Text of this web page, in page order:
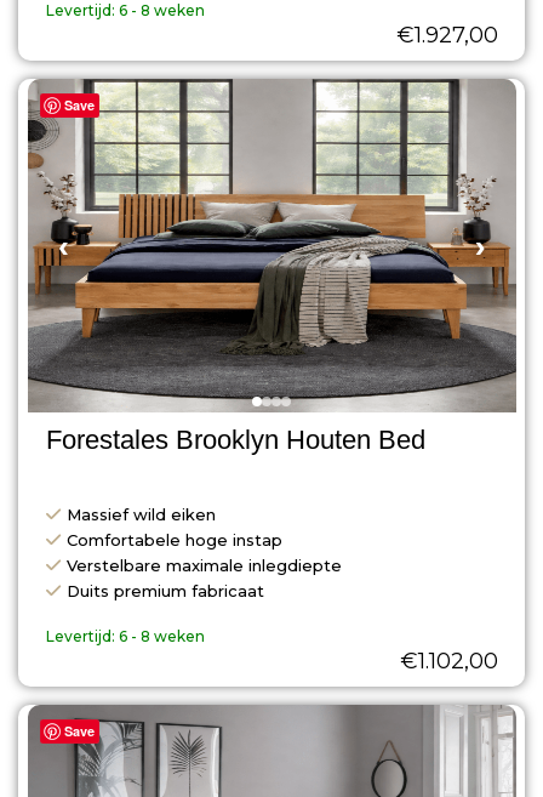
€1.927,00
Levertijd: 6 - 8 weken
Save
‹ ›
Forestales Brooklyn Houten Bed
Massief wild eiken
Comfortabele hoge instap
Verstelbare maximale inlegdiepte
Duits premium fabricaat
€1.102,00
Levertijd: 6 - 8 weken
Save